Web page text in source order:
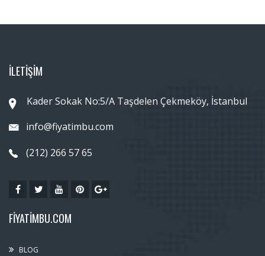
İLETİŞİM
Kader Sokak No:5/A Taşdelen Çekmeköy, İstanbul
info@fiyatimbu.com
(212) 266 57 65
FIYATIMBU.COM
BLOG